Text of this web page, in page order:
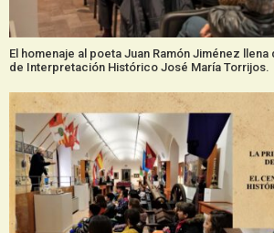
El homenaje al poeta Juan Ramón Jiménez
de Interpretación Histórico José María Torrijos.